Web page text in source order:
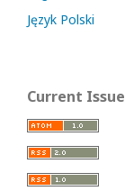
Język Polski
Current Issue